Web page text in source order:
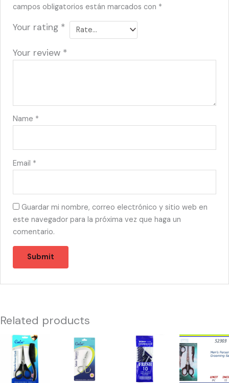
campos obligatorios están marcados con *
Your rating *
Your review *
Name *
Email *
Guardar mi nombre, correo electrónico y sitio web en
este navegador para la próxima vez que haga un
comentario.
Related products
55405
MUSTACHE
SET
57267
SCISSOR
TWEEZER
10042
52303
-
PERSONAL
GROOMING